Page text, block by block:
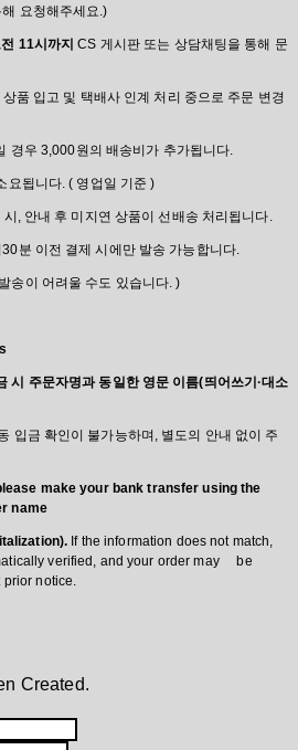
요청해주세요.)
11시까지 CS 게시판 또는 상담채팅을 통해 문
품 입고 및 택배사 인계 처리 중으로 주문 변경
경우 3,000원의 배송비가 추가됩니다.
요됩니다. ( 영업일 기준 )
, 안내 후 미지연 상품이 선배송 처리됩니다.
분 이전 결제 시에만 발송 가능합니다.
송이 어려울 수도 있습니다. )
시 주문자명과 동일한 영문 이름(띄어쓰기·대소
입금 확인이 불가능하며, 별도의 안내 없이 주
make your bank transfer using the
name
If the information does not match,
verified, and your order may be
prior notice.
Created.